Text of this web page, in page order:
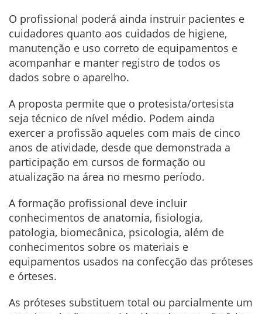
O profissional poderá ainda instruir pacientes e
cuidadores quanto aos cuidados de higiene,
manutenção e uso correto de equipamentos e
acompanhar e manter registro de todos os
dados sobre o aparelho.
A proposta permite que o protesista/ortesista
seja técnico de nível médio. Podem ainda
exercer a profissão aqueles com mais de cinco
anos de atividade, desde que demonstrada a
participação em cursos de formação ou
atualização na área no mesmo período.
A formação profissional deve incluir
conhecimentos de anatomia, fisiologia,
patologia, biomecânica, psicologia, além de
conhecimentos sobre os materiais e
equipamentos usados na confecção das próteses
e órteses.
As próteses substituem total ou parcialmente um